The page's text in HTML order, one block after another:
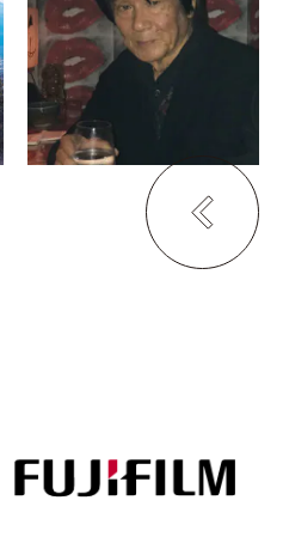
Tights in IKEBUKURO
写真ギャラリー & 写真
集カフェ 芥